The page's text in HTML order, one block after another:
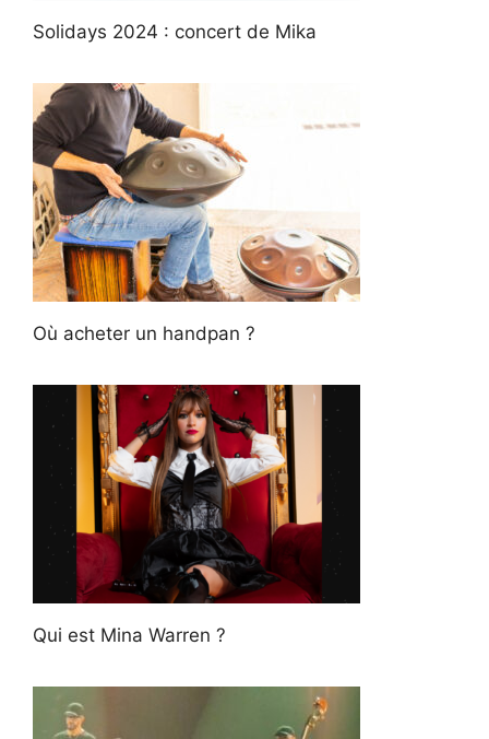
Solidays 2024 : concert de Mika
Où acheter un handpan ?
Qui est Mina Warren ?